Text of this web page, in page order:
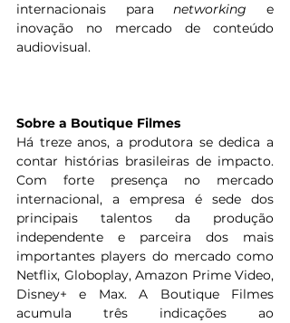
internacionais para networking e
inovação no mercado de conteúdo
audiovisual.
Sobre a Boutique Filmes
Há treze anos, a produtora se dedica a
contar histórias brasileiras de impacto.
Com forte presença no mercado
internacional, a empresa é sede dos
principais talentos da produção
independente e parceira dos mais
importantes players do mercado como
Netflix, Globoplay, Amazon Prime Video,
Disney+ e Max. A Boutique Filmes
acumula três indicações ao